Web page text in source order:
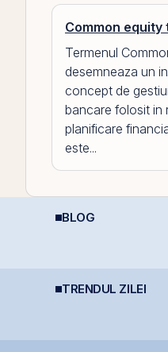
Common equity
Termenul
desemneaza un
concept de
bancare folosit in
planificare
este...
BLOG
REIT-urile de
TRENDUL ZILEI
TeraPlast își crește